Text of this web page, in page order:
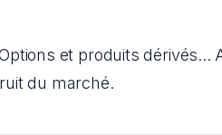
et produits dérivés...
du marché.